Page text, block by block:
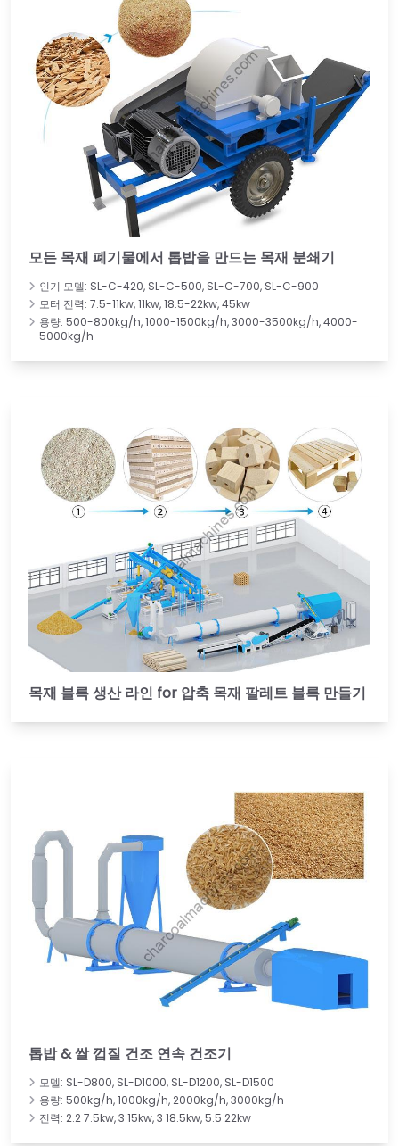
모든 목재 폐기물에서 톱밥을 만드는 목재 분쇄기
인기 모델: SL-C-420, SL-C-500, SL-C-700, SL-C-900
모터 전력: 7.5-11kw, 11kw, 18.5-22kw, 45kw
용량: 500-800kg/h, 1000-1500kg/h, 3000-3500kg/h, 4000-
5000kg/h
목재 블록 생산 라인 for 압축 목재 팔레트 블록 만들기
톱밥 & 쌀 껍질 건조 연속 건조기
모델: SL-D800, SL-D1000, SL-D1200, SL-D1500
용량: 500kg/h, 1000kg/h, 2000kg/h, 3000kg/h
전력: 2.2 7.5kw, 3 15kw, 3 18.5kw, 5.5 22kw